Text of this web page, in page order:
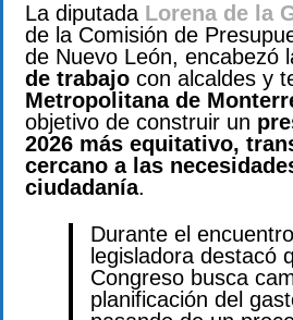
La diputada Lorena de la
de la Comisión de
de Nuevo León, encabezó
de trabajo con alcaldes y
Metropolitana de
objetivo de construir un
2026 más equitativo,
cercano a las
ciudadanía.
Durante el
legisladora destacó
Congreso busca
planificación del